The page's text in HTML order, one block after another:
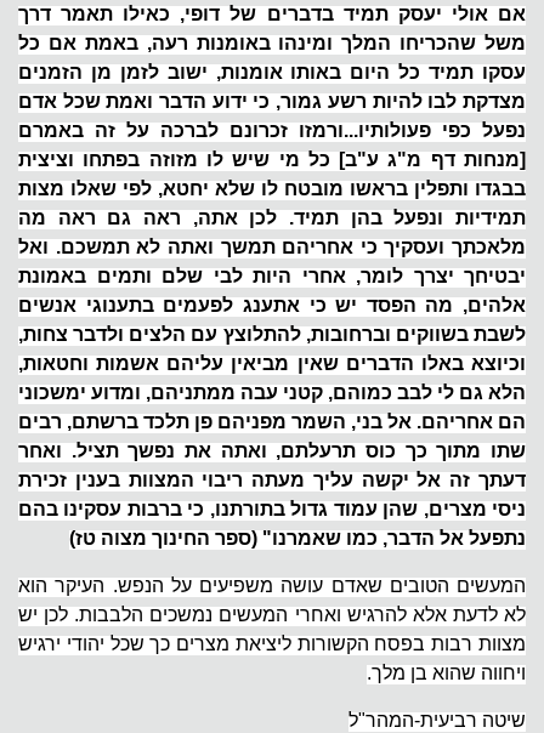
אם אולי יעסק תמיד בדברים של דופי, כאילו תאמר דרך
משל שהכריחו המלך ומינהו באומנות רעה, באמת אם כל
עסקו תמיד כל היום באותו אומנות, ישוב לזמן מן הזמנים
מצדקת לבו להיות רשע גמור, כי ידוע הדבר ואמת שכל אדם
נפעל כפי פעולותיו...ורמזו זכרונם לברכה על זה באמרם
[מנחות דף מ"ג ע"ב] כל מי שיש לו מזוזה בפתחו וציצית
בבגדו ותפלין בראשו מובטח לו שלא יחטא, לפי שאלו מצות
תמידיות ונפעל בהן תמיד. לכן אתה, ראה גם ראה מה
מלאכתך ועסקיך כי אחריהם תמשך ואתה לא תמשכם. ואל
יבטיחך יצרך לומר, אחרי היות לבי שלם ותמים באמונת
אלהים, מה הפסד יש כי אתענג לפעמים בתענוגי אנשים
לשבת בשווקים וברחובות, להתלוצץ עם הלצים ולדבר צחות,
וכיוצא באלו הדברים שאין מביאין עליהם אשמות וחטאות,
הלא גם לי לבב כמוהם, קטני עבה ממתניהם, ומדוע ימשכוני
הם אחריהם. אל בני, השמר מפניהם פן תלכד ברשתם, רבים
שתו מתוך כך כוס תרעלתם, ואתה את נפשך תציל. ואחר
דעתך זה אל יקשה עליך מעתה ריבוי המצוות בענין זכירת
ניסי מצרים, שהן עמוד גדול בתורתנו, כי ברבות עסקינו בהם
נתפעל אל הדבר, כמו שאמרנו" (ספר החינוך מצוה טז)
המעשים הטובים שאדם עושה משפיעים על הנפש. העיקר הוא
לא לדעת אלא להרגיש ואחרי המעשים נמשכים הלבבות. לכן יש
מצוות רבות בפסח הקשורות ליציאת מצרים כך שכל יהודי ירגיש
ויחווה שהוא בן מלך.
שיטה רביעית-המהר"ל